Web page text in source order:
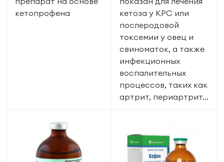
кетопрофена
кетоза у КРС или
послеродовой
токсемии у овец и
свиноматок, а также
инфекционных
воспалительных
процессов, таких как
артрит, периартрит…